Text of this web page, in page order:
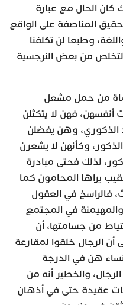
كان الحال مع عبارة
المناصفة على الواقع
وطبعا لن تكلفنا
التخلص من بعض النرجسية
من حمل مشعل
أنفسهن، فهن لا يتكثلن
الذكوري، وهن يفضلن
وكأنهن لا يشعرن
لذلك فحتى مبادرة
يراها المحامون كما
فالراسخ في العقول
والمهيمنة في المجتمع
من جسامتها، أن
أن الرجال خلقوا لمقارعة
هن في الدرجة
والخطير أنه من
عقيدة حتى في أذهان